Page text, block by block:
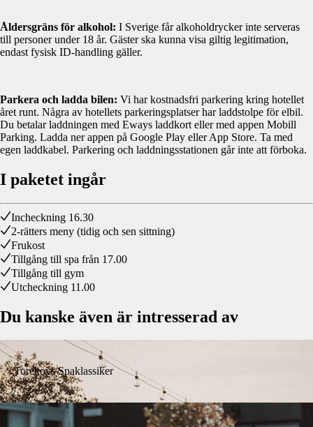
Åldersgräns för alkohol: I Sverige får alkoholdrycker inte serveras
till personer under 18 år. Gäster ska kunna visa giltig legitimation,
endast fysisk ID-handling gäller.
Parkera och ladda bilen: Vi har kostnadsfri parkering kring hotellet
året runt. Några av hotellets parkeringsplatser har laddstolpe för elbil.
Du betalar laddningen med Eways laddkort eller med appen Mobill
Parking. Ladda ner appen på Google Play eller App Store. Ta med
egen laddkabel. Parkering och laddningsstationen går inte att förboka.
I paketet ingår
Incheckning 16.30
2-rätters meny (tidig och sen sittning)
Frukost
Tillgång till spa från 17.00
Tillgång till gym
Utcheckning 11.00
Du kanske även är intresserad av
Torekovs Spaklassiker